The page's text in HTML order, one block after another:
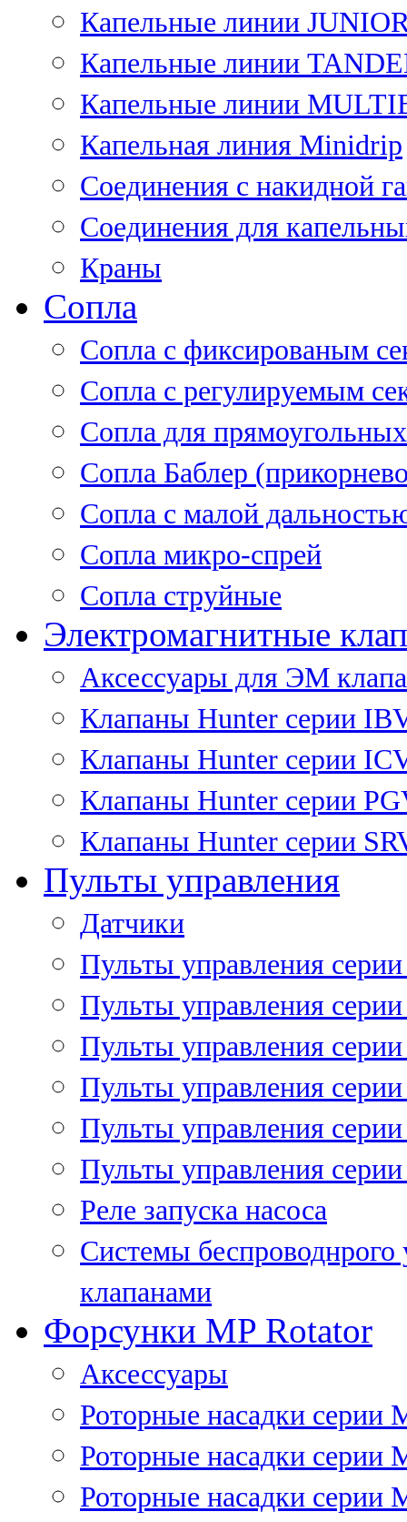
Капельные линии
Капельные линии
Капельные линии
Капельная линия Minidrip
Соединения с накидной
Соединения для
Краны
Сопла
Cопла с фиксированым
Сопла с регулируемым
Сопла для
Сопла Баблер
Сопла с малой
Сопла микро-спрей
Сопла струйные
Электромагнитные
Аксессуары для ЭМ
Клапаны Hunter серии
Клапаны Hunter серии
Клапаны Hunter серии
Клапаны Hunter серии
Пульты управления
Датчики
Пульты управления
Пульты управления
Пульты управления
Пульты управления
Пульты управления
Пульты управления
Реле запуска насоса
Системы
клапанами
Форсунки MP Rotator
Аксессуары
Роторные насадки серии
Роторные насадки серии
Роторные насадки серии